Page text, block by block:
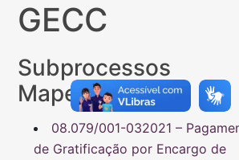
GECC
Subprocessos
Mapeados
08.079/001-032021 –
de Gratificação por Encargo de